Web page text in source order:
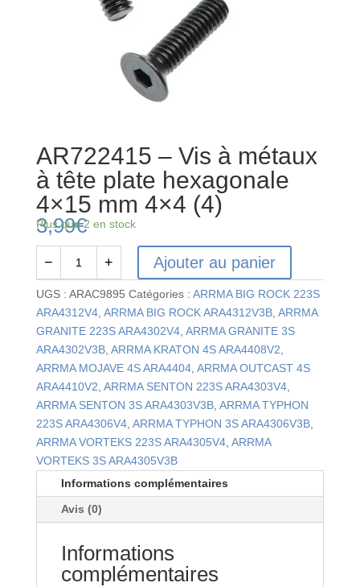
AR722415 – Vis à métaux
à tête plate hexagonale
4×15 mm 4×4 (4)
3,99€
Plus que 2 en stock
quantité
de
AR722415
-
Vis
à
métaux
à
tête
plate
hexagonale
4x15
− + Ajouter au panier
UGS : ARAC9895 Catégories : ARRMA BIG ROCK 223S
ARA4312V4, ARRMA BIG ROCK ARA4312V3B, ARRMA
GRANITE 223S ARA4302V4, ARRMA GRANITE 3S
ARA4302V3B, ARRMA KRATON 4S ARA4408V2
ARRMA MOJAVE 4S ARA4404, ARRMA OUTCAST 4S
ARA4410V2 ARRMA SENTON 223S ARA4303V4,
ARRMA SENTON 3S ARA4303V3B, ARRMA TYPHON
223S ARA4306V4, ARRMA TYPHON 3S ARA4306V3B,
ARRMA VORTEKS 223S ARA4305V4, ARRMA
VORTEKS 3S ARA4305V3B
Informations complémentaires
Avis (0)
Informations
complémentaires